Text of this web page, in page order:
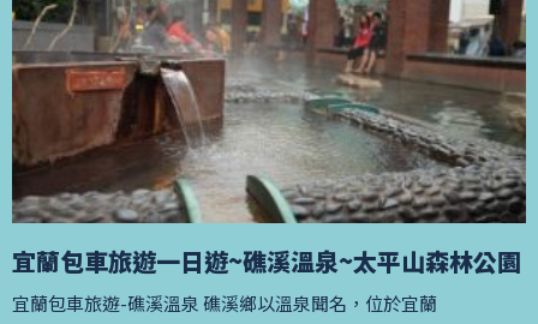
宜蘭包車旅遊一日遊~礁溪溫泉~太平山森林公園
宜蘭包車旅遊-礁溪溫泉 礁溪鄉以溫泉聞名，位於宜蘭